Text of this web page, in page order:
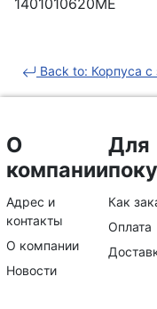
Back to: Корпуса
О
компании
Адрес и
контакты
О компании
Новости
Для
Как
Оплата